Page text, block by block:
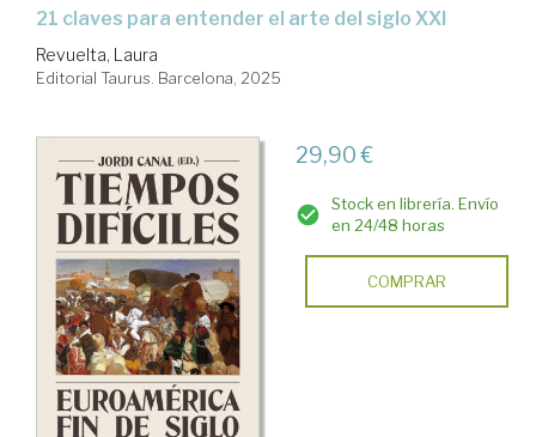
21 claves para entender el arte del siglo XXI
Revuelta, Laura
Editorial Taurus. Barcelona, 2025
29,90 €
Stock en librería. Envío
en 24/48 horas
COMPRAR